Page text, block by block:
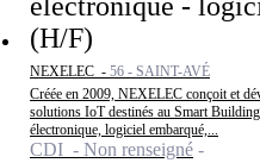
(H/F)
NEXELEC - 56 - SAINT-AVÉ
Créée en 2009, NEXELEC conçoit et
solutions IoT destinés au Smart
électronique, logiciel embarqué,...
CDI - Non renseigné